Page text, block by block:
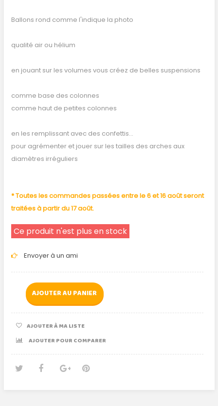
Ballons rond comme l'indique la photo
qualité air ou hélium
en jouant sur les volumes vous créez de belles suspensions
comme base des colonnes
comme haut de petites colonnes
en les remplissant avec des confettis...
pour agrémenter et jouer sur les tailles des arches aux
diamètres irréguliers
* Toutes les commandes passées entre le 6 et 16 août seront
traitées à partir du 17 août.
Ce produit n'est plus en stock
Envoyer à un ami
AJOUTER AU PANIER
AJOUTER À MA LISTE
AJOUTER POUR COMPARER